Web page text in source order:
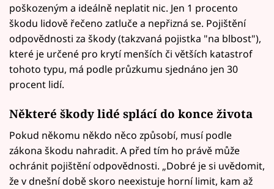
poškozeným a ideálně neplatit nic. Jen 1 procento
škodu lidově řečeno zatluče a nepřizná se. Pojištění
odpovědnosti za škody (takzvaná pojistka "na blbost"),
které je určené pro krytí menších či větších katastrof
tohoto typu, má podle průzkumu sjednáno jen 30
procent lidí.
Některé škody lidé splácí do konce života
Pokud někomu někdo něco způsobí, musí podle
zákona škodu nahradit. A před tím ho právě může
ochránit pojištění odpovědnosti. „Dobré je si uvědomit,
že v dnešní době skoro neexistuje horní limit, kam až